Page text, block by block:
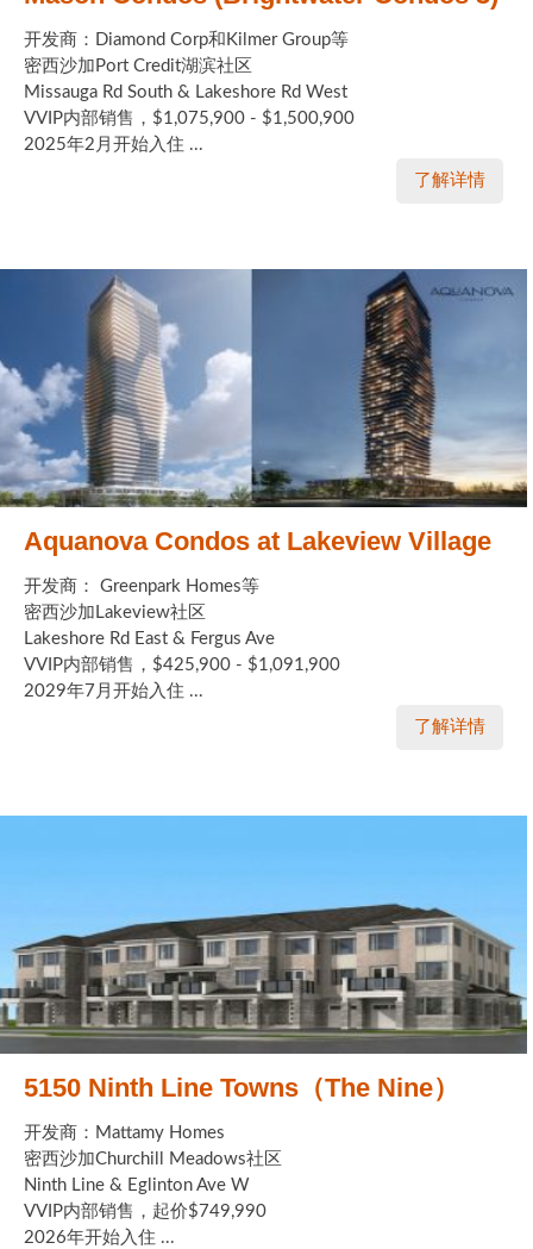
开发商：Diamond Corp和Kilmer Group等
密西沙加Port Credit湖滨社区
Missauga Rd South & Lakeshore Rd West
VVIP内部销售，$1,075,900 - $1,500,900
2025年2月开始入住 ...
了解详情
Aquanova Condos at Lakeview Village
开发商： Greenpark Homes等
密西沙加Lakeview社区
Lakeshore Rd East & Fergus Ave
VVIP内部销售，$425,900 - $1,091,900
2029年7月开始入住 ...
了解详情
5150 Ninth Line Towns（The Nine）
开发商：Mattamy Homes
密西沙加Churchill Meadows社区
Ninth Line & Eglinton Ave W
VVIP内部销售，起价$749,990
2026年开始入住 ...